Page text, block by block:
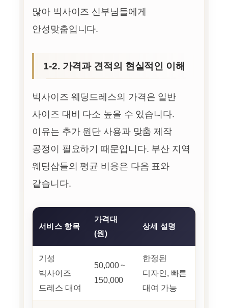
많아 빅사이즈 신부님들에게
안성맞춤입니다.
1-2. 가격과 견적의 현실적인 이해
빅사이즈 웨딩드레스의 가격은 일반
사이즈 대비 다소 높을 수 있습니다.
이유는 추가 원단 사용과 맞춤 제작
공정이 필요하기 때문입니다. 부산 지역
웨딩샵들의 평균 비용은 다음 표와
같습니다.
서비스 항목
가격대
(원)
상세 설명
기성
빅사이즈
드레스 대여
50,000 ~
150,000
한정된
디자인, 빠른
대여 가능